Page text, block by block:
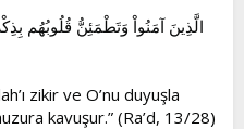
الَّذِينَ آمَنُواْ وَتَطْمَئِنُّ قُلُوبُهُم
zikir ve O’nu duyuşla
kavuşur.” (Ra’d, 13/28)